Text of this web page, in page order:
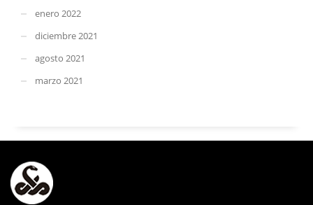
enero 2022
diciembre 2021
agosto 2021
marzo 2021